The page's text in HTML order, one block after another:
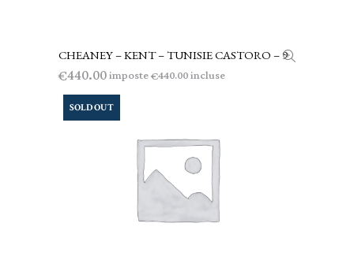
LEGGI TUTTO
CHEANEY – KENT – TUNISIE CASTORO – 9
€440.00imposte€440.00incluse
SOLD OUT